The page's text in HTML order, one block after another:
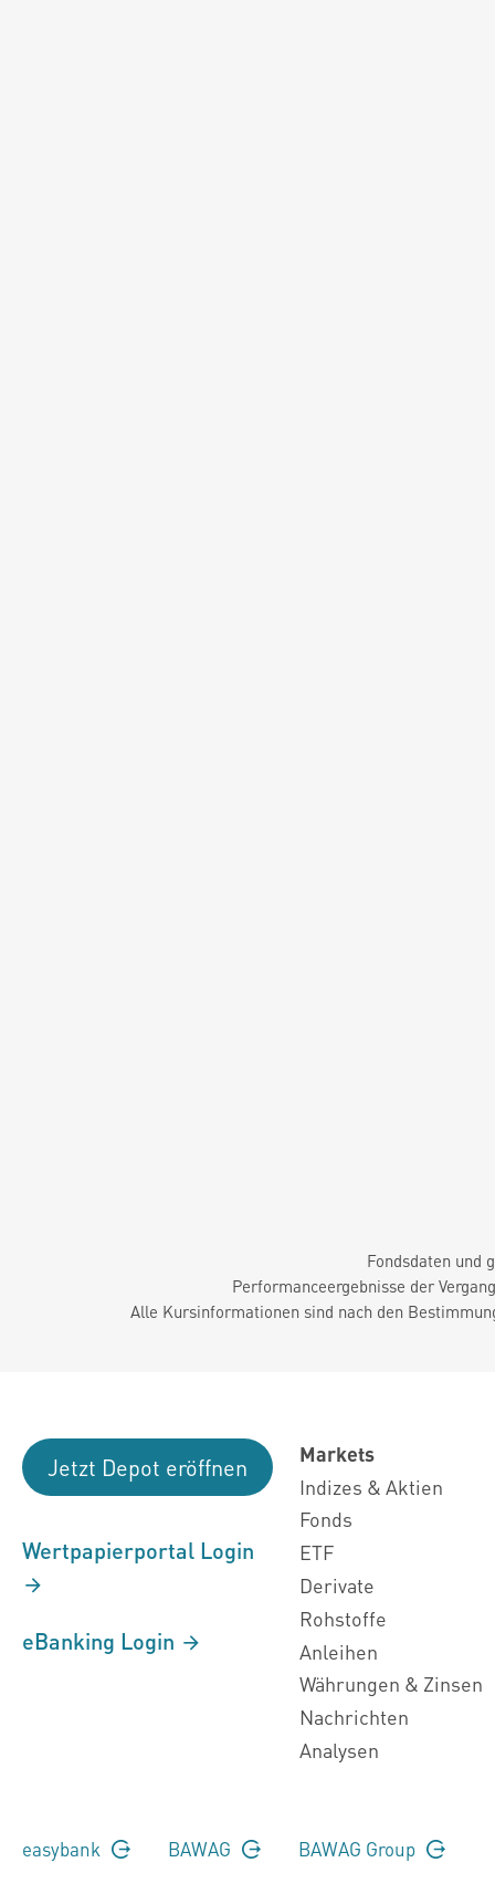
Fondsdaten und
Performanceergebnisse der
Alle Kursinformationen sind nach den
Jetzt Depot eröffnen
Wertpapierportal Login
eBanking Login
Markets
Indizes & Aktien
Fonds
ETF
Derivate
Rohstoffe
Anleihen
Währungen & Zinsen
Nachrichten
Analysen
easybank BAWAG BAWAG Group